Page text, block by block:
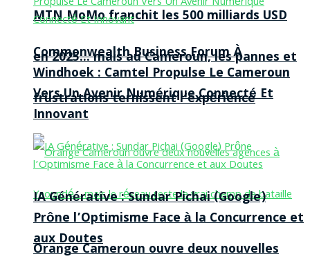
MTN MoMo franchit les 500 milliards USD
en 2025… mais au Cameroun, les pannes et
frustrations ternissent l’expérience
Orange Cameroun ouvre deux nouvelles
Commonwealth Business Forum À
Windhoek : Camtel Propulse Le Cameroun
Vers Un Avenir Numérique Connecté Et
Innovant
IA Générative : Sundar Pichai (Google)
Prône l’Optimisme Face à la Concurrence et
aux Doutes